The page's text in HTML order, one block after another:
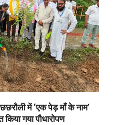
में ‘एक पेड़ माँ के नाम’
गया पौधारोपण